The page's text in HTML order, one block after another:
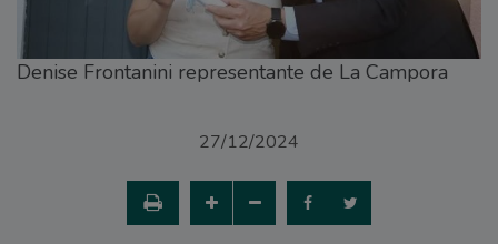
Denise Frontanini representante de La Campora
27/12/2024